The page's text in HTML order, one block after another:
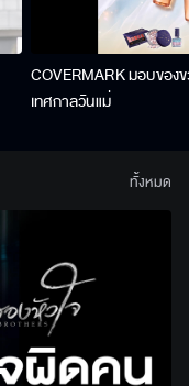
COVERMARK มอบขอ
เทศกาลวันแม่
ทั้งหมด